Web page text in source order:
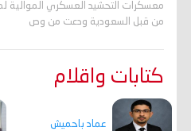
معسكرات التحشيد العسكري الموالية
من قبل السعودية ودعت من وص
كتابات واقلام
عماد باحميش